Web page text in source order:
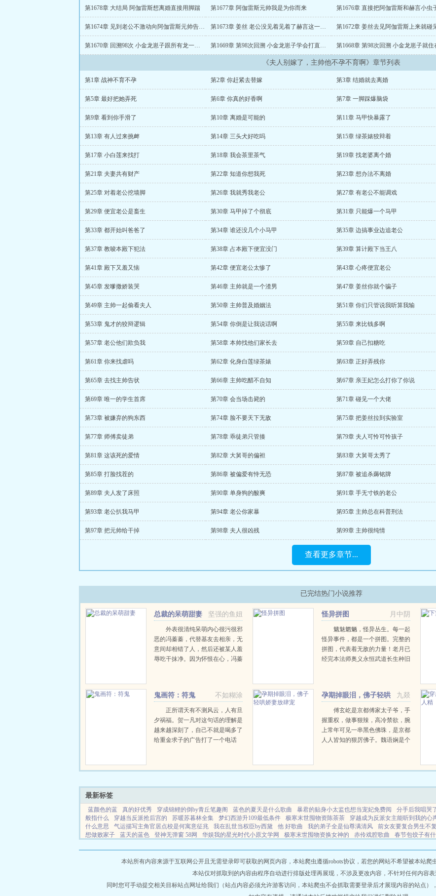
第1678章 大结局 阿伽雷斯想离婚直接用脚踹 第1677章 阿伽雷斯元帅我是为你而来 第1676章 直接把阿伽雷斯和赫言小虫
第1674章 见到老公不激动向阿伽雷斯元帅告状姜丝是奸细 第1673章 姜丝 老公没见着见着了赫言这一只小虫子
第1670章 回溯98次 小金龙崽子跟所有龙一样是恋爱脑晚期 第1669章 第98次回溯 小金龙崽子学会打直球了
《夫人别嫁了，主帅他不孕不育啊》章节列表
第1章 战神不育不孕 第2章 你赶紧去替嫁 第3章 结婚就去离婚
第5章 最好把她弄死 第6章 你真的好香啊 第7章 一脚踩爆脑袋
第9章 看到你手滑了 第10章 离婚是可能的 第11章 马甲快暴露了
第13章 有人过来挑衅 第14章 三头犬好吃吗 第15章 绿茶婊狡辩着
第17章 小白莲来找打 第18章 我会茶里茶气 第19章 找老婆离个婚
第21章 夫妻共有财产 第22章 知道你想我死 第23章 想办法不离婚
第25章 对着老公挖墙脚 第26章 我就秀我老公 第27章 有老公不能调戏
第29章 便宜老公是畜生 第30章 马甲掉了个彻底 第31章 只能爆一个马甲
第33章 都开始叫爸爸了 第34章 谁还没几个小马甲 第35章 边搞事业边追老公
第37章 教唆本殿下犯法 第38章 占本殿下便宜没门 第39章 算计殿下当王八
第41章 殿下又羞又恼 第42章 便宜老公太惨了 第43章 心疼便宜老公
第45章 发嗲撒娇装哭 第46章 主帅就是一个渣男 第47章 姜丝你就个骗子
第49章 主帅一起偷看夫人 第50章 主帅普及婚姻法 第51章 你们只管说我听算我输
第53章 鬼才的狡辩逻辑 第54章 你倒是让我说话啊 第55章 来比钱多啊
第57章 老公他们欺负我 第58章 本帅找他们家长去 第59章 自己扣糖吃
第61章 你来找虐吗 第62章 化身白莲绿茶婊 第63章 正好弄残你
第65章 去找主帅告状 第66章 主帅吃醋不自知 第67章 亲王妃怎么打你了你说
第69章 唯一的学生首席 第70章 会当场击毙的 第71章 碰见一个大佬
第73章 被嫌弃的狗东西 第74章 脸不要天下无敌 第75章 把姜丝拉到实验室
第77章 师傅卖徒弟 第78章 乖徒弟只管揍 第79章 夫人可怜可怜孩子
第81章 这该死的爱情 第82章 大舅哥的偏袒 第83章 大舅哥太秀了
第85章 打脸找茬的 第86章 被偏爱有恃无恐 第87章 被追杀薅铭牌
第89章 夫人发了床照 第90章 单身狗的酸爽 第91章 手无寸铁的老公
第93章 老公扒我马甲 第94章 老公你家暴 第95章 主帅总在科普刑法
第97章 把元帅给干掉 第98章 夫人很凶残 第99章 主帅很纯情
查看更多章节...
已完结热门小说推荐
坚强的鱼妞
总裁的呆萌甜妻
外表很清纯呆萌内心很污很邪
恶的冯蓁蓁，代替基友去相亲，无
意间却相错了人，然后还被某人羞
辱吃干抹净。因为怀恨在心，冯蓁
约结婚，而后ai昧不断...
月中阴
怪异拼图
魑魅魍魉，怪异丛生。每一起
怪异事件，都是一个拼图。完整的
拼图，代表着无敌的力量！老月已
经完本法师奥义永恒武道长生种旧
不如糊涂
鬼画符：符鬼
正所谓天有不测风云，人有旦
夕祸福。贺一凡对这句话的理解是
越来越深刻了，自己不就是喝多了
给重金求子的广告打了一个电话
抓个鬼小弟，得罪了女神阴阳师，
九燚
孕期掉眼泪，佛子轻哄
娇妻放肆宠
傅玄屹是京都傅家太子爷，手
握重权，做事狠辣，高冷禁欲，腕
上常年可见一串黑色佛珠，是京都
人人皆知的狠厉佛子。魏语娴是个
有积蓄，走投无路之际，只能另辟
最新标签
蓝颜色的蓝 真的好优秀 穿成锦鲤的倒by青丘笔趣阁 蓝色的夏天是什么歌曲 暴君的贴身小太监也想当宠妃免费阅 分手后我唱哭
般指什么
穿越当反派抢后宫的 苏暖苏暮林全集 梦幻西游升109最低条件 极寒末世囤物资陈茶茶 穿越成为反派女主能听到我的心
什么意思
气运描写主角官居点校是何寓意征兆 我在乱世当权臣by西黛 他 好歌曲 我的弟子全是仙尊满清风 前女友要复合男生不
想做败家子
蓝天的蓝色 登神无弹窗 58网 华娱我的星光时代小原文学网 极寒末世囤物资换女神的 赤伶戏腔歌曲 春节包饺子有
他的反派道侣
749调查局百度百科 让你去干活 穿成锦鲤文炮灰后 梦歌是什么诗丛 穿成真千金后我亲爸 在汴京卖花的最新章节
华娱光影2015 法师视频全集 第五人格你懂什么叫双弹飞轮by空心泡 斩神我是神明 七零真千金五岁半风雨网 攻略系统
重生之我是冥王 电视剧老旅长被认出来 镜中色晋江文学城 登神GODSNoli 我穿成了锦鲤她姐一 穿
两世相顾故事解析
绿帽之王免费阅读全文 男娘入坑指南 穿成锦鲤跑龙套娱乐圈 第五人格你懂双弹飞轮吗 登神最新章节 笔趣阁
帝少999亿宠婚 我在乱世当县令笔趣阁 气运h 星穹铁道符玄被打屁股
本站所有内容来源于互联网公开且无需登录即可获取的网页内容，本站爬虫遵循robots协议，若您的网站不希望被本站爬
本站仅对抓取到的内容由程序自动进行排版处理再展现，不涉及更改内容，不针对任何内容表
同时您可手动提交相关目标站点网址给我们（站点内容必须允许游客访问，本站爬虫不会抓取需要登录后才展现内容的站点）